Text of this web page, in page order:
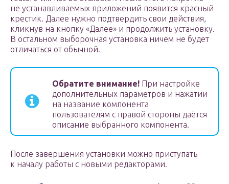
не устанавливаемых приложений появится красный
крестик. Далее нужно подтвердить свои действия,
кликнув на кнопку «Далее» и продолжить установку.
В остальном выборочная установка ничем не будет
отличаться от обычной.
Обратите внимание! При настройке
дополнительных параметров и нажатии
на название компонента
пользователям с правой стороны даётся
описание выбранного компонента.
После завершения установки можно приступать
к началу работы с новыми редакторами.